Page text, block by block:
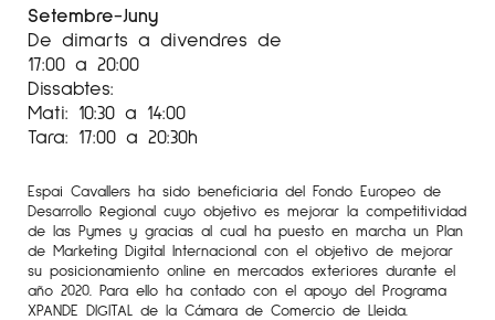
Setembre-Juny
De dimarts a divendres de
17:00 a 20:00
Dissabtes:
Mati: 10:30 a 14:00
Tara: 17:00 a 20:30h
Espai Cavallers ha sido beneficiaria del Fondo Europeo de
Desarrollo Regional cuyo objetivo es mejorar la competitividad
de las Pymes y gracias al cual ha puesto en marcha un Plan
de Marketing Digital Internacional con el objetivo de mejorar
su posicionamiento online en mercados exteriores durante el
año 2020. Para ello ha contado con el apoyo del Programa
XPANDE DIGITAL de la Cámara de Comercio de Lleida.